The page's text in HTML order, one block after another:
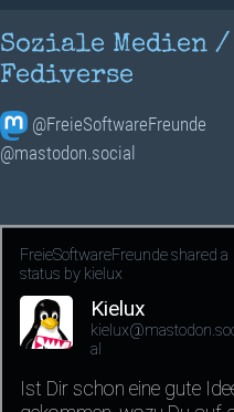
Soziale Medien /
Fediverse
@FreieSoftwareFreunde
@mastodon.social